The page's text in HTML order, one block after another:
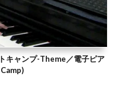
キャンプ-Theme／電子ピア